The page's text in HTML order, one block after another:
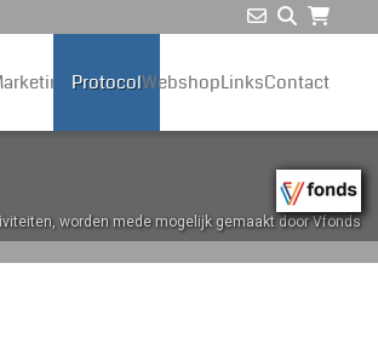
ProtocolWebshopLinksContact
worden mede mogelijk gemaakt door Vfonds